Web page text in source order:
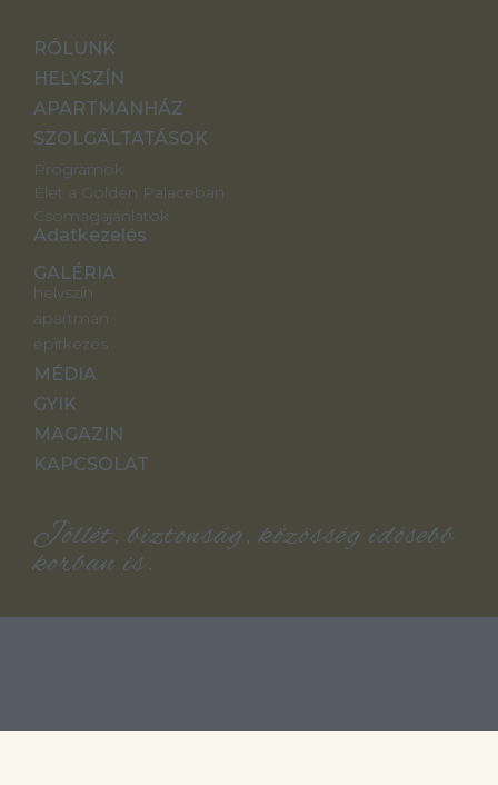
RÓLUNK
HELYSZÍN
APARTMANHÁZ
SZOLGÁLTATÁSOK
Programok
Élet a Golden Palaceban
Csomagajánlatok
Adatkezelés
GALÉRIA
helyszín
apartman
építkezés
MÉDIA
GYIK
MAGAZIN
KAPCSOLAT
Jóllét, biztonság, közösség idősebb
korban is.